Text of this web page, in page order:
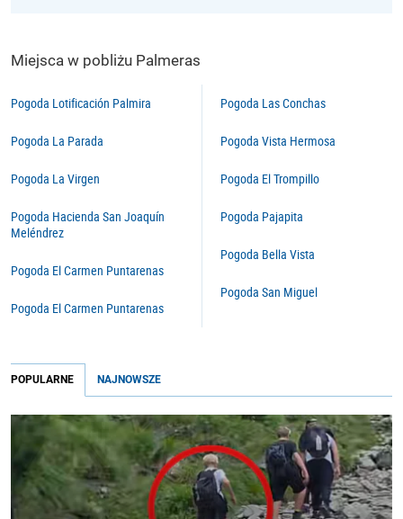
Miejsca w pobliżu Palmeras
Pogoda Lotificación Palmira
Pogoda La Parada
Pogoda La Virgen
Pogoda Hacienda San Joaquín
Meléndrez
Pogoda El Carmen Puntarenas
Pogoda El Carmen Puntarenas
Pogoda Las Conchas
Pogoda Vista Hermosa
Pogoda El Trompillo
Pogoda Pajapita
Pogoda Bella Vista
Pogoda San Miguel
POPULARNE NAJNOWSZE